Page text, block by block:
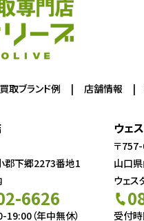
買取ブランド例 店舗情報
郡下郷2273番地1
6626
（年中無休）
ウェ
〒
山口
ウェス
受付時